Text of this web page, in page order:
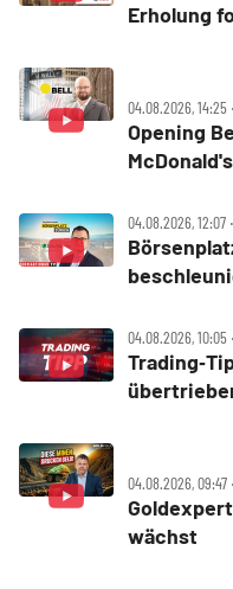
Erholung
04.08.2026, 14:25
Opening
04.08.2026, 12:07
04.08.2026, 10:05
04.08.2026, 09:47
wächst